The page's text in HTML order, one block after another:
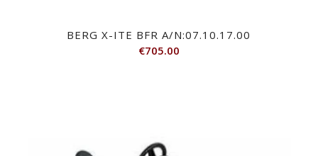
BERG X-ITE BFR A/N:07.10.17.00
€705.00